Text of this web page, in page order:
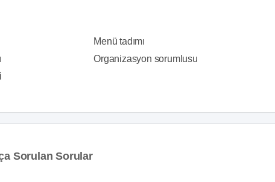
Menü tadımı
Organizasyon sorumlusu
Sorulan Sorular